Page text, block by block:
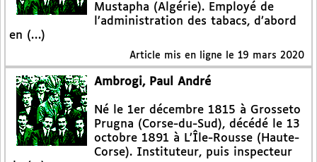
Mustapha (Algérie). Employé de
l’administration des tabacs, d’abord
en (…)
Article mis en ligne le 19 mars 2020
Ambrogi, Paul André
Né le 1er décembre 1815 à Grosseto
Prugna (Corse-du-Sud), décédé le 13
octobre 1891 à L’Île-Rousse (Haute-
Corse). Instituteur, puis inspecteur